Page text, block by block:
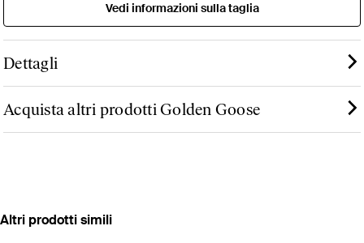
Vedi informazioni sulla taglia
Dettagli
Acquista altri prodotti Golden Goose
Altri prodotti simili